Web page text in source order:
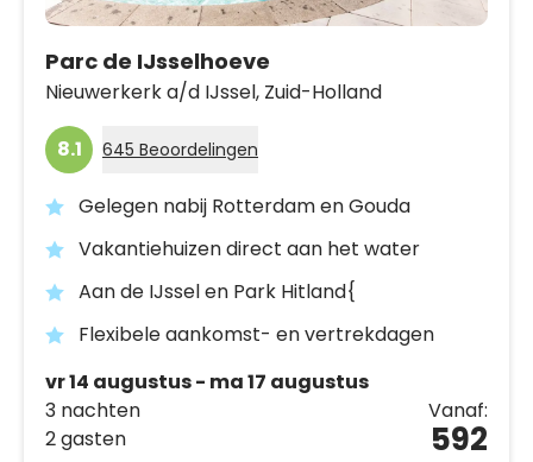
Parc de IJsselhoeve
Nieuwerkerk a/d IJssel, Zuid-Holland
8.1 645 Beoordelingen
Gelegen nabij Rotterdam en Gouda
Vakantiehuizen direct aan het water
Aan de IJssel en Park Hitland{
Flexibele aankomst- en vertrekdagen
vr 14 augustus - ma 17 augustus
3 nachten
2 gasten
Vanaf:
592